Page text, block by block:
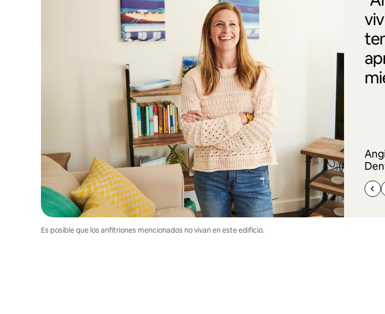
Es posible que los anfitriones mencionados no vivan en este edificio.